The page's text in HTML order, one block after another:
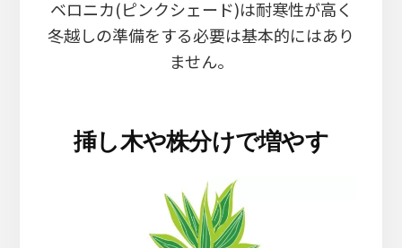
ベロニカ(ピンクシェード)は耐寒性が高く
冬越しの準備をする必要は基本的にはあり
ません。
挿し木や株分けで増やす